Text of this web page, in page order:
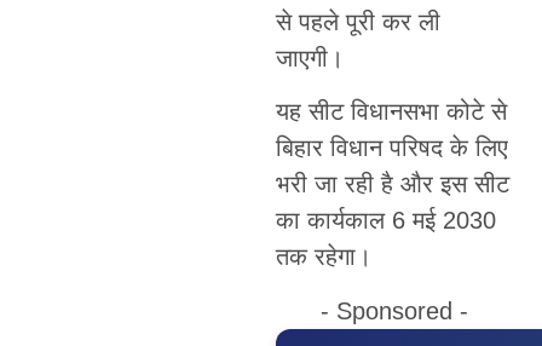
से पहले पूरी कर ली
जाएगी।
यह सीट विधानसभा कोटे से
बिहार विधान परिषद के लिए
भरी जा रही है और इस सीट
का कार्यकाल 6 मई 2030
तक रहेगा।
- Sponsored -